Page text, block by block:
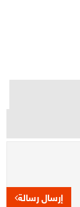
إرسال رسالة